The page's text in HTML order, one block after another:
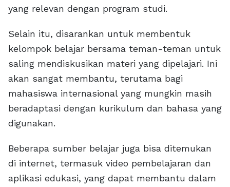
yang relevan dengan program studi.
Selain itu, disarankan untuk membentuk
kelompok belajar bersama teman-teman untuk
saling mendiskusikan materi yang dipelajari. Ini
akan sangat membantu, terutama bagi
mahasiswa internasional yang mungkin masih
beradaptasi dengan kurikulum dan bahasa yang
digunakan.
Beberapa sumber belajar juga bisa ditemukan
di internet, termasuk video pembelajaran dan
aplikasi edukasi, yang dapat membantu dalam